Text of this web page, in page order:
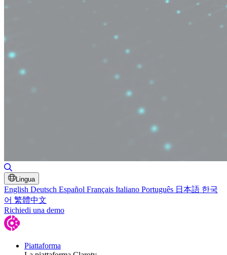
Lingua
English Deutsch Español Français Italiano Português 日本語 한국
어 繁體中文
Richiedi una demo
Piattaforma